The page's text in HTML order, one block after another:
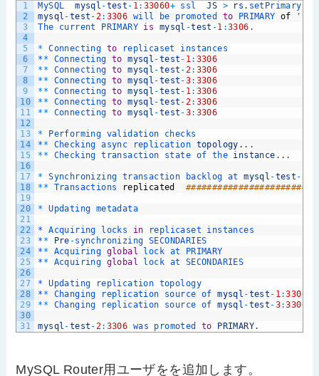
1
2
3
4
5
6
7
8
9
10
11
12
13
14
15
16
17
18
19
20
21
22
23
24
25
26
27
28
29
30
31
MySQL mysql -test - 1: 33060+ ssl JS > rs .
mysql -test -2: 3306 will be promoted to PRIMARY of
The current PRIMARY is mysql -test -1 :3306.
* Connecting to replicaset instances
* * Connecting to mysql -test - 1: 3306
* * Connecting to mysql -test -2: 3306
* * Connecting to mysql -test -3: 3306
* * Connecting to mysql -test - 1: 3306
* * Connecting to mysql -test -2: 3306
* * Connecting to mysql -test -3: 3306
* Performing validation checks
* * Checking async replication topology . . .
* * Checking transaction state of the instance . . .
* Synchronizing transaction backlog at mysql -test -2
* * Transactions replicated
* Updating metadata
* Acquiring locks in replicaset instances
* * Pre -synchronizing SECONDARIES
* * Acquiring global lock at
PRIMARY
* * Acquiring global lock at SECONDARIES
* Updating replication topology
* * Changing replication source of mysql -test - 1:3306
* * Changing replication source of mysql -test -3:3306
mysql -test -2: 3306 was promoted to PRIMARY.
MySQL Router用ユーザをを追加します。